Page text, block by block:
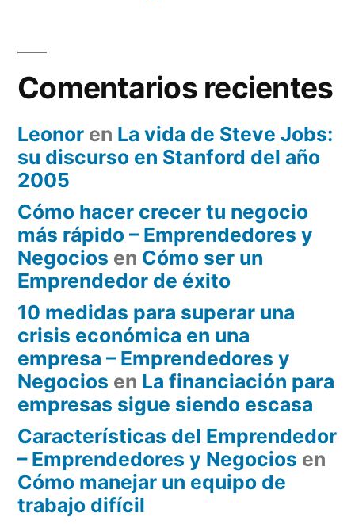
Comentarios recientes
Leonor en La vida de Steve Jobs:
su discurso en Stanford del año
2005
Cómo hacer crecer tu negocio
más rápido – Emprendedores y
Negocios en Cómo ser un
Emprendedor de éxito
10 medidas para superar una
crisis económica en una
empresa – Emprendedores y
Negocios en La financiación para
empresas sigue siendo escasa
Características del Emprendedor
– Emprendedores y Negocios en
Cómo manejar un equipo de
trabajo difícil